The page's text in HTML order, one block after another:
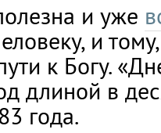
и уже
и
к Богу.
длиной в
года.